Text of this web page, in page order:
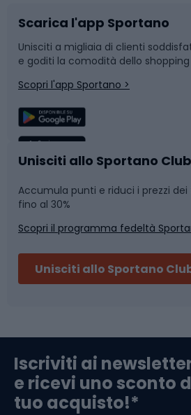
Bushcraft
Corsa
Sport di squadra
Caschi da ciclismo
Skitouring
Abbigliamento da
Slitte e slittini
Snowboard
Camminata nordica
Nuoto
Pattinaggio
Componenti per biciclette
Arrampicata
Scarica l'app Sportano
Unisciti a migliaia di clienti
e goditi la comodità dello
Scopri l'app Sportano >
Unisciti allo Sportano Club
Accumula punti e riduci i prezzi
fino al 30%
Scopri il programma fedeltà
Unisciti allo Sportano
Iscriviti ai
e ricevi uno sconto
tuo acquisto!*